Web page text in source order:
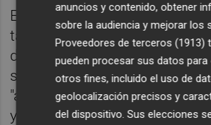
El número dos del PP ha
tanto el Tribunal Supremo,
de este órgano judicial como
sentenciador están en contra
"a unas personas que no se
y ha subrayado que algunos
anuncios y contenido, obtener
sobre la audiencia y mejorar los
Proveedores de terceros (1913)
pueden procesar sus datos
otros fines, incluido el uso de
geolocalización precisos y
del dispositivo. Sus elecciones